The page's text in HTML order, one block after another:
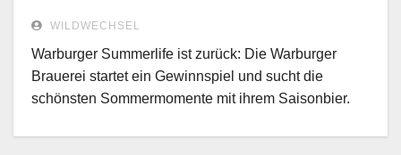
WILDWECHSEL
Warburger Summerlife ist zurück: Die Warburger
Brauerei startet ein Gewinnspiel und sucht die
schönsten Sommermomente mit ihrem Saisonbier.